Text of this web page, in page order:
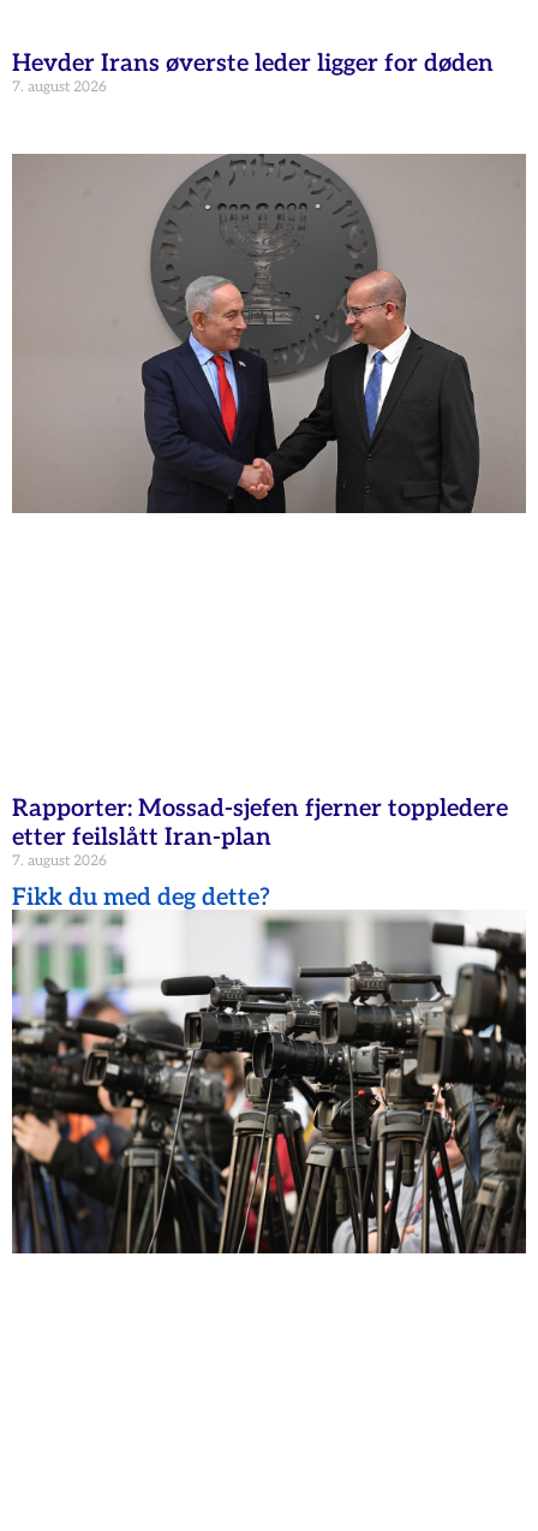
Hevder Irans øverste leder ligger for døden
7. august 2026
Rapporter: Mossad-sjefen fjerner toppledere
etter feilslått Iran-plan
7. august 2026
Fikk du med deg dette?